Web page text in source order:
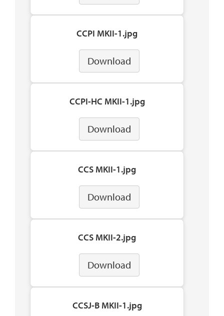
CCPI MKII-1.jpg
Download
CCPI-HC MKII-1.jpg
Download
CCS MKII-1.jpg
Download
CCS MKII-2.jpg
Download
CCSJ-B MKII-1.jpg